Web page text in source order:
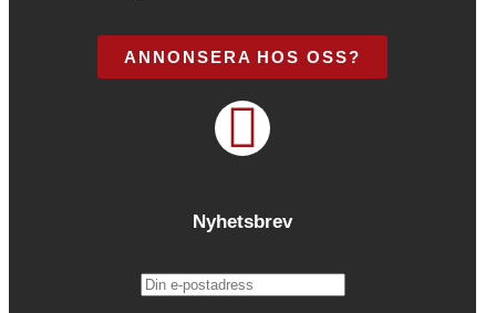
ANNONSERA HOS OSS?
Nyhetsbrev